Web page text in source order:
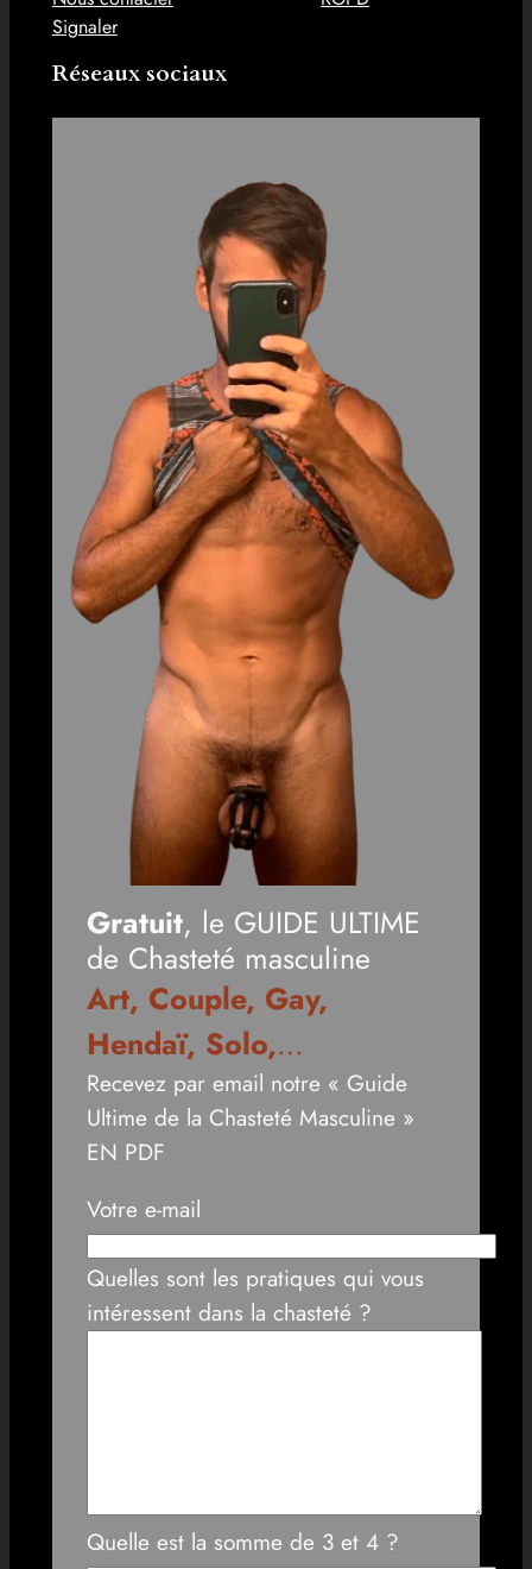
Signaler
Réseaux sociaux
Gratuit, le GUIDE ULTIME
de Chasteté masculine
Art, Couple, Gay,
Hendaï, Solo,…
Recevez par email notre « Guide
Ultime de la Chasteté Masculine »
EN PDF
Votre e-mail
Quelles sont les pratiques qui vous
intéressent dans la chasteté ?
Quelle est la somme de 3 et 4 ?